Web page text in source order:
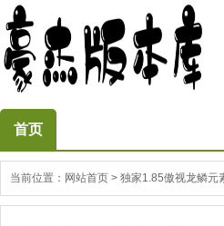
首页
当前位置： 网站首页 > 独家1.85傲视龙鳞元